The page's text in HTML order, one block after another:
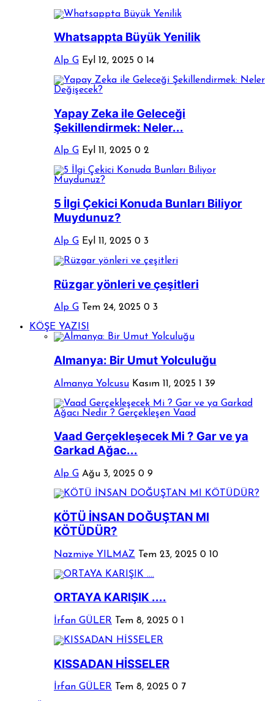
Whatsappta Büyük Yenilik
Alp G Eyl 12, 2025 0 14
Yapay Zeka ile Geleceği
Şekillendirmek: Neler...
Alp G Eyl 11, 2025 0 2
5 İlgi Çekici Konuda Bunları Biliyor
Muydunuz?
Alp G Eyl 11, 2025 0 3
Rüzgar yönleri ve çeşitleri
Alp G Tem 24, 2025 0 3
KÖŞE YAZISI
Almanya: Bir Umut Yolculuğu
Almanya Yolcusu Kasım 11, 2025 1 39
Vaad Gerçekleşecek Mi ? Gar ve ya
Garkad Ağac...
Alp G Ağu 3, 2025 0 9
KÖTÜ İNSAN DOĞUŞTAN MI
KÖTÜDÜR?
Nazmiye YILMAZ Tem 23, 2025 0 10
ORTAYA KARIŞIK ....
İrfan GÜLER Tem 8, 2025 0 1
KISSADAN HİSSELER
İrfan GÜLER Tem 8, 2025 0 7